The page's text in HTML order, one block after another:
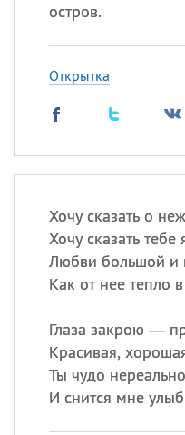
остров.
Открытка
Хочу сказать о
Хочу сказать
Любви большой и
Как от нее тепло
Глаза закрою —
Красивая,
Ты чудо
И снится мне